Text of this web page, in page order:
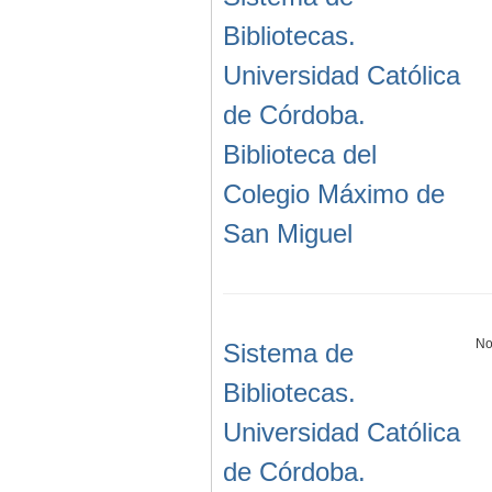
Bibliotecas.
Universidad Católica
de Córdoba.
Biblioteca del
Colegio Máximo de
San Miguel
Sistema de
Bibliotecas.
Universidad Católica
de Córdoba.